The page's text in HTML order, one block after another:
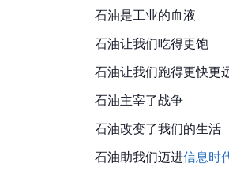
石油是工业的血液
石油让我们吃得更饱
石油让我们跑得更快更
石油主宰了战争
石油改变了我们的生活
石油助我们迈进信息时